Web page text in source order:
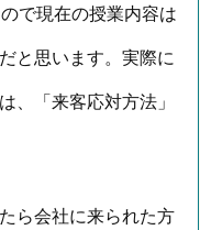
で現在の授業内容は
と思います。実際に
、「来客応対方法」
ら会社に来られた方